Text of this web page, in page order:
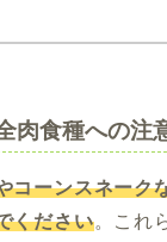
肉食種への注
コーンスネーク
ください。これ